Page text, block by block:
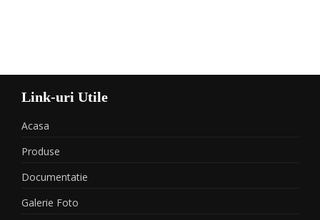
Link-uri Utile
Acasa
Produse
Documentatie
Galerie Foto